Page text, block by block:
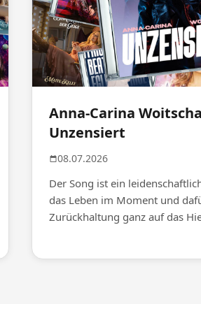
Anna-Carina
Unzensiert
08.07.2026
Der Song ist ein
das Leben im Moment und
Zurückhaltung ganz auf das